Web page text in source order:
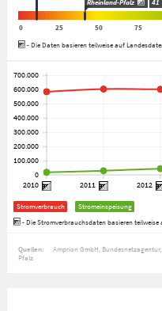
Rheinland-Pfalz 41
0 25 50 75
- Die Daten basieren teilweise auf
Stromverbrauch
Stromeinspeisung
- Die Stromverbrauchsdaten basieren teilweise
Quellen: Amprion GmbH Bundesnetzagentur
Pfalz